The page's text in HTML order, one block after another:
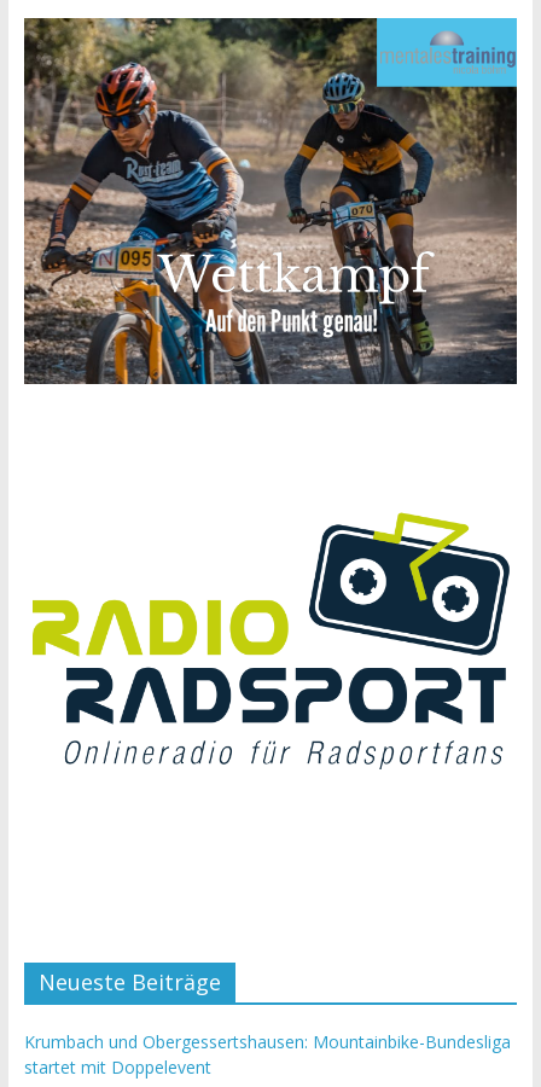
Neueste Beiträge
Krumbach und Obergessertshausen: Mountainbike-Bundesliga
startet mit Doppelevent